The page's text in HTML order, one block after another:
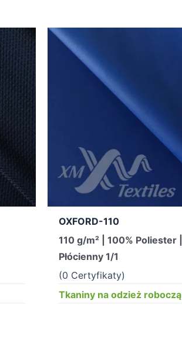
OXFORD-110
110 g/m² | 100% Poliester |
Płócienny 1/1
(0 Certyfikaty)
Tkaniny na odzież roboczą